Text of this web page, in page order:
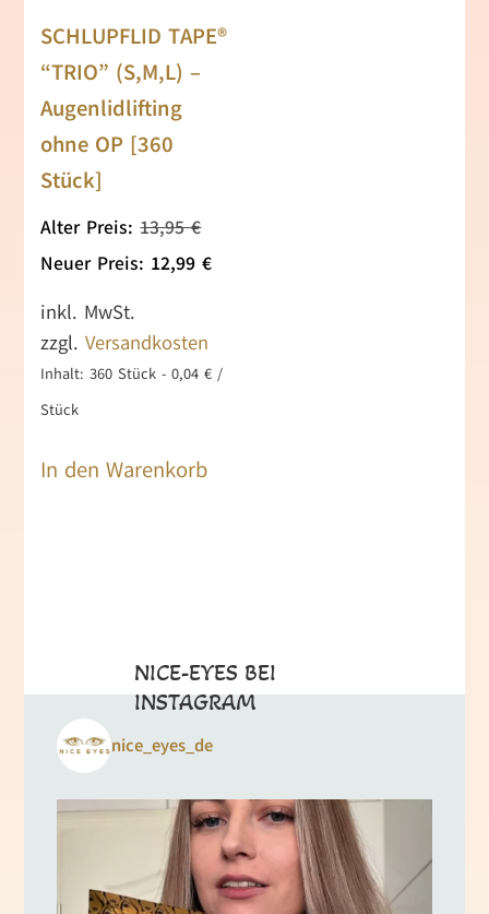
SCHLUPFLID TAPE®
“TRIO” (S,M,L) –
Augenlidlifting
ohne OP [360
Stück]
Alter Preis: 13,95€Ursprünglicher
Preis
13,95 €
Neuer Preis: 12,99€Aktueller
12,99 €.
inkl. MwSt.
zzgl.Versandkosten
Inhalt: 360Stück -0,04€ /
Stück
In den Warenkorb
NICE-EYES BEI
INSTAGRAM
nice_eyes_de